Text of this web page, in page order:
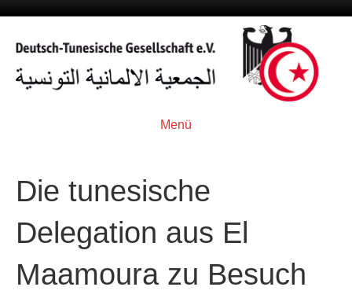
Menü
Die tunesische
Delegation aus El
Maamoura zu Besuch